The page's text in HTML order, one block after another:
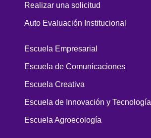
Realizar una solicitud
Auto Evaluación Institucional
Escuela Empresarial
Escuela de Comunicaciones
Escuela Creativa
Escuela de Innovación y Tecnología
Escuela Agroecología